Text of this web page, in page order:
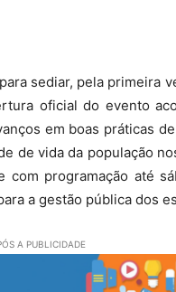
sediar, pela primeira
oficial do evento
em boas práticas
de vida da população
programação até
a gestão pública dos
A PUBLICIDADE